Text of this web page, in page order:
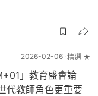
2026-02-06 精選 ★
」教育盛會論
教師角色更重要